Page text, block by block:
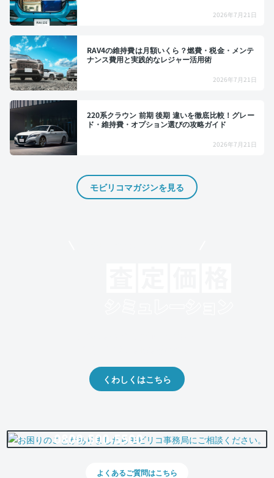
2026年7月21日
RAV4の維持費は月額いくら？燃費・税金・メンテ
ナンス費用と実践的なレジャー活用術
2026年7月21日
220系クラウン 前期 後期 違いを徹底比較！グレー
ド・維持費・オプション選びの攻略ガイド
2026年7月21日
モビリコマガジンを見る
くわしくはこちら
0800-500-5500
よくあるご質問はこちら